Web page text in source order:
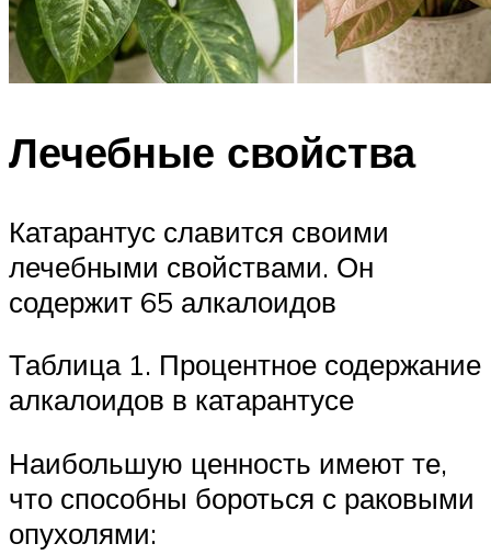
Лечебные свойства
Катарантус славится своими
лечебными свойствами. Он
содержит 65 алкалоидов
Таблица 1. Процентное содержание
алкалоидов в катарантусе
Наибольшую ценность имеют те,
что способны бороться с раковыми
опухолями: